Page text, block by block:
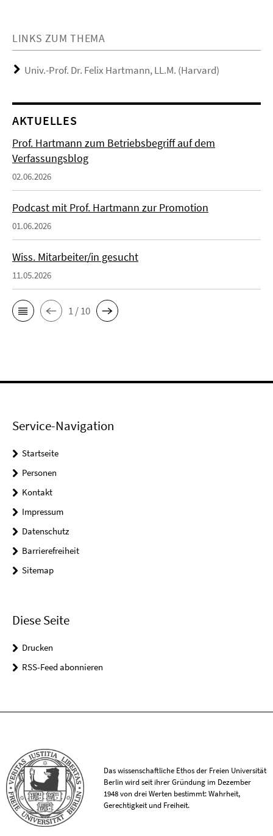
LINKS ZUM THEMA
Univ.-Prof. Dr. Felix Hartmann, LL.M. (Harvard)
AKTUELLES
Prof. Hartmann zum Betriebsbegriff auf dem
Verfassungsblog
02.06.2026
Podcast mit Prof. Hartmann zur Promotion
01.06.2026
Wiss. Mitarbeiter/in gesucht
11.05.2026
1 / 10
Service-Navigation
Startseite
Personen
Kontakt
Impressum
Datenschutz
Barrierefreiheit
Sitemap
Diese Seite
Drucken
RSS-Feed abonnieren
Das wissenschaftliche Ethos der Freien Universität
Berlin wird seit ihrer Gründung im Dezember
1948 von drei Werten bestimmt: Wahrheit,
Gerechtigkeit und Freiheit.